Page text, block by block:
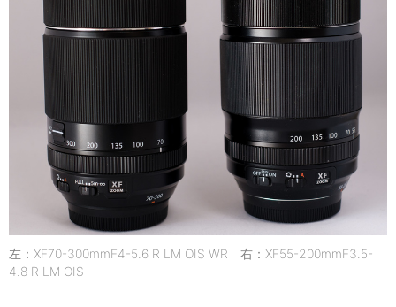
左：XF70-300mmF4-5.6 R LM OIS WR 右：XF55-200mmF3.5-
4.8 R LM OIS